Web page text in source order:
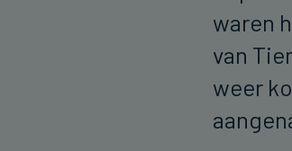
waren
van
weer